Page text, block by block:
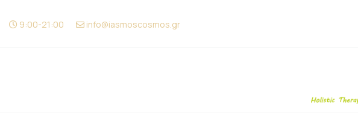
9:00-21:00 info@iasmoscosmos.gr